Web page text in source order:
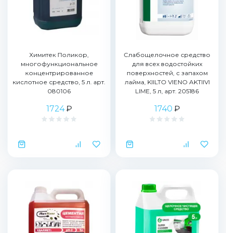
Химитек Поликор,
многофункциональное
концентрированное
кислотное средство, 5 л. арт.
080106
1724₽
Слабощелочное средство
для всех водостойких
поверхностей, с запахом
лайма, KIILTO VIENO AKTIIVI
LIME, 5 л, арт. 205186
1740 ₽